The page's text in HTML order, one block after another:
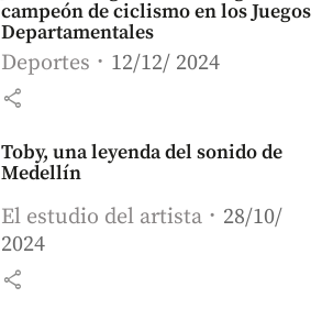
campeón de ciclismo en los Juegos
Departamentales
Deportes 12/12/ 2024
share
Toby, una leyenda del sonido de
Medellín
El estudio del artista
28/10/
2024
share